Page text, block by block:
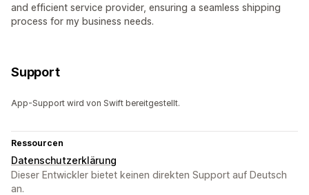
and efficient service provider, ensuring a seamless shipping
process for my business needs.
Support
App-Support wird von Swift bereitgestellt.
Ressourcen
Datenschutzerklärung
Dieser Entwickler bietet keinen direkten Support auf Deutsch
an.